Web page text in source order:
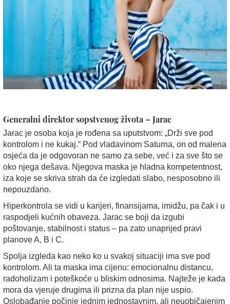
Generalni direktor sopstvenog života – Jarac
Jarac je osoba koja je rođena sa uputstvom: „Drži sve pod
kontrolom i ne kukaj.“ Pod vladavinom Saturna, on od malena
osjeća da je odgovoran ne samo za sebe, već i za sve što se
oko njega dešava. Njegova maska je hladna kompetentnost,
iza koje se skriva strah da će izgledati slabo, nesposobno ili
nepouzdano.
Hiperkontrola se vidi u karijeri, finansijama, imidžu, pa čak i u
raspodjeli kućnih obaveza. Jarac se boji da izgubi
poštovanje, stabilnost i status – pa zato unaprijed pravi
planove A, B i C.
Spolja izgleda kao neko ko u svakoj situaciji ima sve pod
kontrolom. Ali ta maska ima cijenu: emocionalnu distancu,
radoholizam i poteškoće u bliskim odnosima. Najteže je kada
mora da vjeruje drugima ili prizna da plan nije uspio.
Oslobađanje počinje jednim jednostavnim, ali neuobičajenim